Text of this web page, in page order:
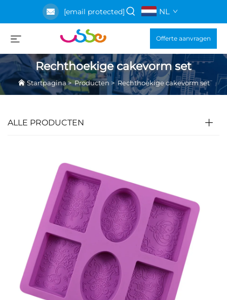
[email protected] NL
Offerte aanvragen
Rechthoekige cakevorm set
Startpagina>Producten >Rechthoekige cakevorm set
ALLE PRODUCTEN